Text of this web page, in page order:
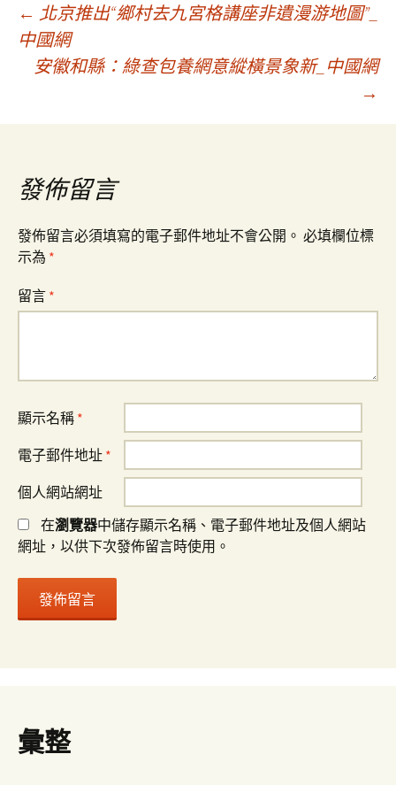
文
章
導
覽
← 北京推出“鄉村去九宮格講座非遺漫游地圖”_
中國網
安徽和縣：綠查包養網意縱橫景象新_中國網
→
發佈留言
發佈留言必須填寫的電子郵件地址不會公開。 必填欄位標
示為 *
留言 *
顯示名稱 *
電子郵件地址 *
個人網站網址
在瀏覽器中儲存顯示名稱、電子郵件地址及個人網站
網址，以供下次發佈留言時使用。
彙整